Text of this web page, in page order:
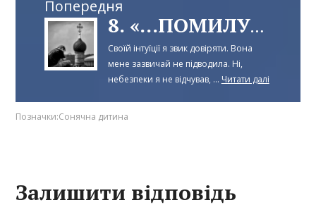
Попередня
8. «...ПОМИЛУЙ МЕНЕ, ГРІШНОГО».
Своїй інтуїції я звик довіряти. Вона
мене зазвичай не підводила. Ні,
небезпеки я не відчував, ... Читати далі
Позначки:Сонячна дитина
Залишити відповідь